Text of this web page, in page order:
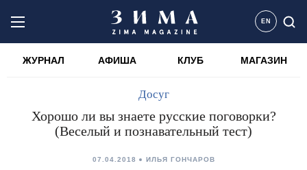
EN
ЖУРНАЛ АФИША КЛУБ МАГАЗИН
Досуг
Хорошо ли вы знаете русские поговорки?
(Веселый и познавательный тест)
07.04.2018 ИЛЬЯ ГОНЧАРОВ